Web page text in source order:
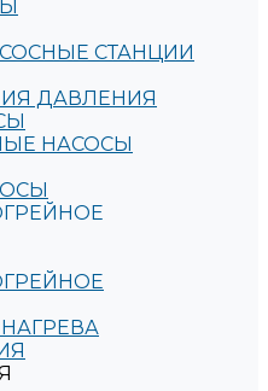
СТАНЦИИ
ДАВЛЕНИЯ
НАСОСЫ